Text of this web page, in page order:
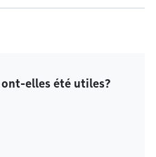
elles été utiles?